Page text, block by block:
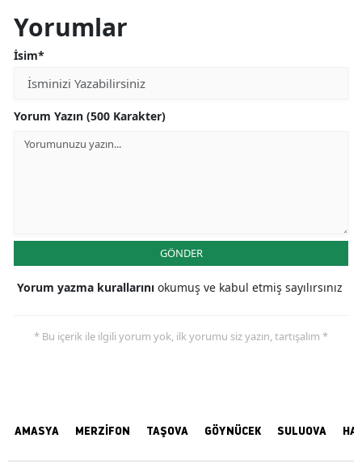
Yorumlar
İsim*
Yorum Yazın (500 Karakter)
GÖNDER
Yorum yazma kurallarını okumuş ve kabul etmiş sayılırsınız
* Bu içerik ile ilgili yorum yok, ilk yorumu siz yazın, tartışalım *
AMASYA MERZİFON TAŞOVA GÖYNÜCEK SULUOVA